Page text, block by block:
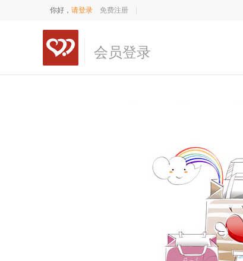
你好， 请登录 免费注册
会员登录